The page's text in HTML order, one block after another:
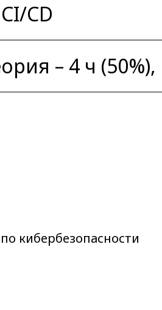
CD
– 4 ч
кибербезопасности